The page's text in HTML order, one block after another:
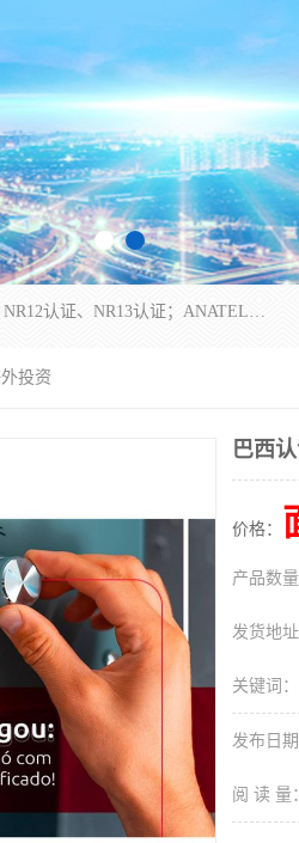
*是一家的测试、评估、检查与认机构，主要从事巴西NR10认证、NR12认证、NR13认证；ANATEL认证、INMTRO认证，欧盟CE认证：MD认证，PED认证，MID认证，ATEX认证，德国蓝色天使认证。
投资
巴西
价格：
产品数量
发货地址
关键词：
发布日期
阅 读 量：